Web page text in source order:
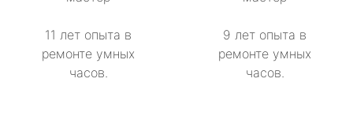
11 лет опыта в
ремонте умных
часов.
9 лет опыта в
ремонте умных
часов.